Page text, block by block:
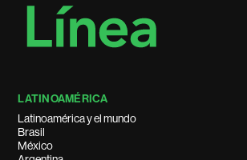
LATINOAMÉRICA
Latinoamérica y el mundo
Brasil
México